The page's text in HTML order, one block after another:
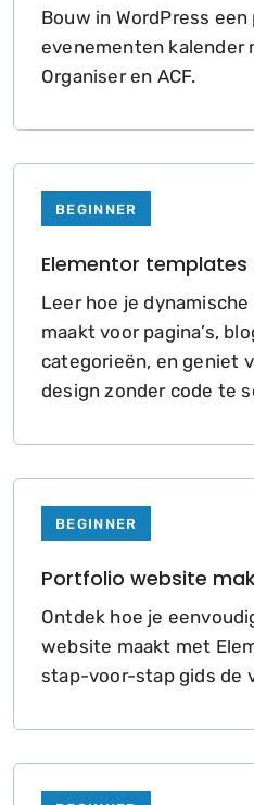
Bouw in WordPress
evenementen kalender
Organiser en ACF.
BEGINNER
Elementor templates
Leer hoe je
maakt voor pagina’s,
categorieën, en geniet
design zonder code te
BEGINNER
Portfolio website
Ontdek hoe je
website maakt met
stap-voor-stap gids de